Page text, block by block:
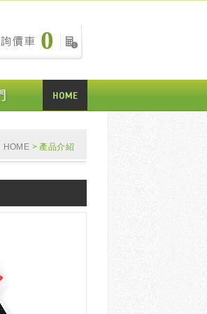
0
HOME > 產品介紹